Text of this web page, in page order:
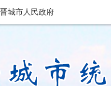
晋城市人民政府